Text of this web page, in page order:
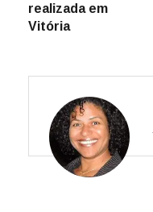
realizada em
Vitória